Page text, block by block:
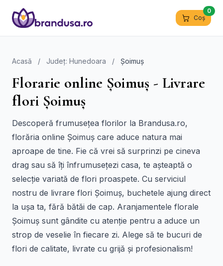
Coș
0
Acasă / Județ: Hunedoara / Șoimuș
Florarie online Șoimuș - Livrare
flori Șoimuș
Descoperă frumusețea florilor la Brandusa.ro,
florăria online Șoimuș care aduce natura mai
aproape de tine. Fie că vrei să surprinzi pe cineva
drag sau să îți înfrumusețezi casa, te așteaptă o
selecție variată de flori proaspete. Cu serviciul
nostru de livrare flori Șoimuș, buchetele ajung direct
la ușa ta, fără bătăi de cap. Aranjamentele florale
Șoimuș sunt gândite cu atenție pentru a aduce un
strop de veselie în fiecare zi. Alege să te bucuri de
flori de calitate, livrate cu grijă și profesionalism!